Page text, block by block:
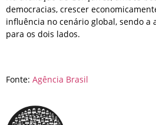
democracias, crescer
influência no cenário global, sendo a
para os dois lados.
Fonte: Agência Brasil